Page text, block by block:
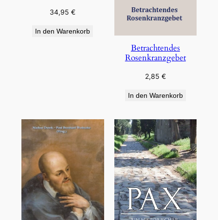
34,95€
In den Warenkorb
Betrachtendes
Rosenkranzgebet
2,85 €
In den Warenkorb